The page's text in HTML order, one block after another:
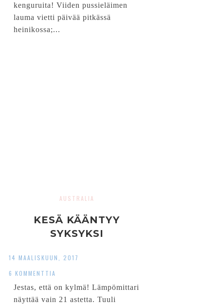
kenguruita! Viiden pussieläimen
lauma vietti päivää pitkässä
heinikossa;...
AUSTRALIA
KESÄ KÄÄNTYY
SYKSYKSI
14 MAALISKUUN, 2017
6 KOMMENTTIA
Jestas, että on kylmä! Lämpömittari
näyttää vain 21 astetta. Tuuli